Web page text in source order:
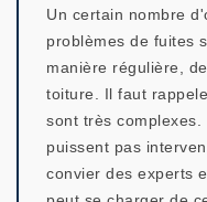
Un certain nombre
problèmes de fuites
manière régulière,
toiture. Il faut
sont très
puissent pas
convier des experts